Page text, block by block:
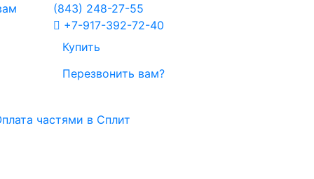
(843) 248-27-55
+7-917-392-72-40
Купить
Перезвонить вам?
частями в Сплит